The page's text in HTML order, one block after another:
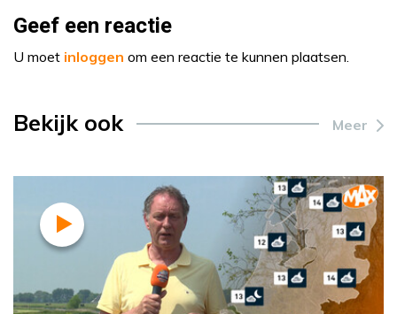
Geef een reactie
U moet inloggen om een reactie te kunnen plaatsen.
Bekijk ook Meer